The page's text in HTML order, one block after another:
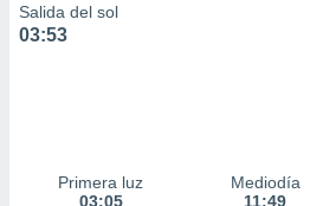
Salida del sol
03:53
Primera luz
03:05
Mediodía
11:49